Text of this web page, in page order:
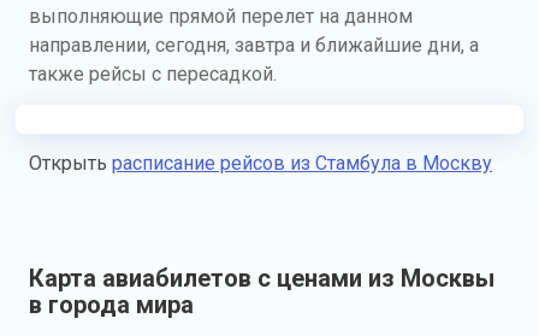
выполняющие прямой перелет на данном
направлении, сегодня, завтра и ближайшие дни, а
также рейсы с пересадкой.
Открыть расписание рейсов из Стамбула в Москву
Карта авиабилетов с ценами из Москвы
в города мира